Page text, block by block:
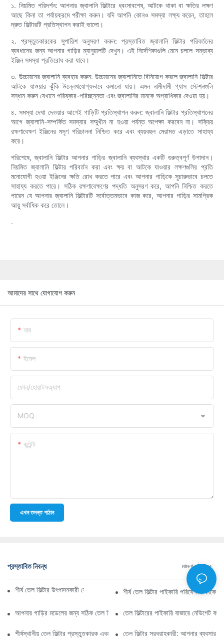
১. নিয়মিত পরিদর্শন: আপনার জ্বালানি ফিল্টারে ধ্বংসাবশেষ, আটকে থাকা বা ক্ষতির লক্ষণ
আছে কিনা তা পর্যায়ক্রমে পরীক্ষা করুন। যদি আপনি কোনও সমস্যা লক্ষ্য করেন, তাহলে
দ্রুত ফিল্টারটি প্রতিস্থাপন করাই ভালো।
২. প্রস্তুতকারকের সুপারিশ অনুসরণ করুন: প্রস্তাবিত জ্বালানি ফিল্টার পরিবর্তনের
ব্যবধানের জন্য আপনার গাড়ির ম্যানুয়ালটি দেখুন। এই নির্দেশিকাগুলি মেনে চললে সম্ভাব্য
ইঞ্জিন সমস্যা প্রতিরোধ করা যাবে।
৩. উচ্চমানের জ্বালানি ব্যবহার করুন: উচ্চমানের জ্বালানিতে বিনিয়োগ করলে জ্বালানি ফিল্টার
আটকে যাওয়ার ঝুঁকি উল্লেখযোগ্যভাবে কমানো যায়। এমন নামীদামী গ্যাস স্টেশনগুলি
সন্ধান করুন যেখানে পরিষ্কার-পরিচ্ছন্নতা এবং জ্বালানির মানকে অগ্রাধিকার দেওয়া হয়।
৪. সমস্যা দেখা দেওয়ার আগেই গাড়িটি প্রতিস্থাপন করুন: জ্বালানি ফিল্টার প্রতিস্থাপনের
আগে জ্বালানি-সম্পর্কিত সমস্যার সম্মুখীন না হওয়া পর্যন্ত অপেক্ষা করবেন না। সক্রিয়
রক্ষণাবেক্ষণ ইঞ্জিনের মসৃণ পরিচালনা নিশ্চিত করে এবং ব্যয়বহুল মেরামত এড়াতে সাহায্য
করে।
পরিশেষে, জ্বালানি ফিল্টার আপনার গাড়ির জ্বালানি ব্যবস্থার একটি গুরুত্বপূর্ণ উপাদান।
নিয়মিত জ্বালানি ফিল্টার পরিবর্তন করা এবং ক্ষয় বা আটকে যাওয়ার লক্ষণগুলির প্রতি
মনোযোগী হওয়া ইঞ্জিনের ক্ষতি রোধ করতে পারে এবং আপনার গাড়িকে সুচারুভাবে চলতে
সাহায্য করতে পারে। সঠিক রক্ষণাবেক্ষণের পদ্ধতি অনুসরণ করে, আপনি নিশ্চিত করতে
পারেন যে আপনার জ্বালানি ফিল্টারটি সর্বোত্তমভাবে কাজ করে, আপনার গাড়ির সামগ্রিক
আয়ু সর্বাধিক করে তোলে।
.
আমাদের সাথে যোগাযোগ করুন
নাম
ইমেল
ফোন/হোয়াটসঅ্যাপ
MOQ
কন্টেন্ট
এখন তদন্ত পাঠান
প্রস্তাবিত নিবন্ধ খবর
মামলা
শীর্ষ তেল ফিল্টার উৎপাদনকারী কোম্পানি: একটি বিস্তৃত সারসংক্ষেপশীর্ষ তেল ফিল্টার পাইকারি পরিবেশক: কাকে
আপনার গাড়ির মডেলের জন্য সঠিক তেল ফিল্টার নির্বাচন করা: মূল বিবেচ্য বিষয়গুলি
তেল ফিল্টারের পাইকারি বাজারে নেভিগেট
শীর্ষস্থানীয় তেল ফিল্টার প্রস্তুতকারক এবং তাদের উদ্ভাবনের উপর স্পটলাইট
তেল ফিল্টার সরবরাহকারী: আপনার ব্যবসার